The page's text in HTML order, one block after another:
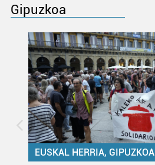
Gipuzkoa
EUSKAL HERRIA, GIPUZKOA